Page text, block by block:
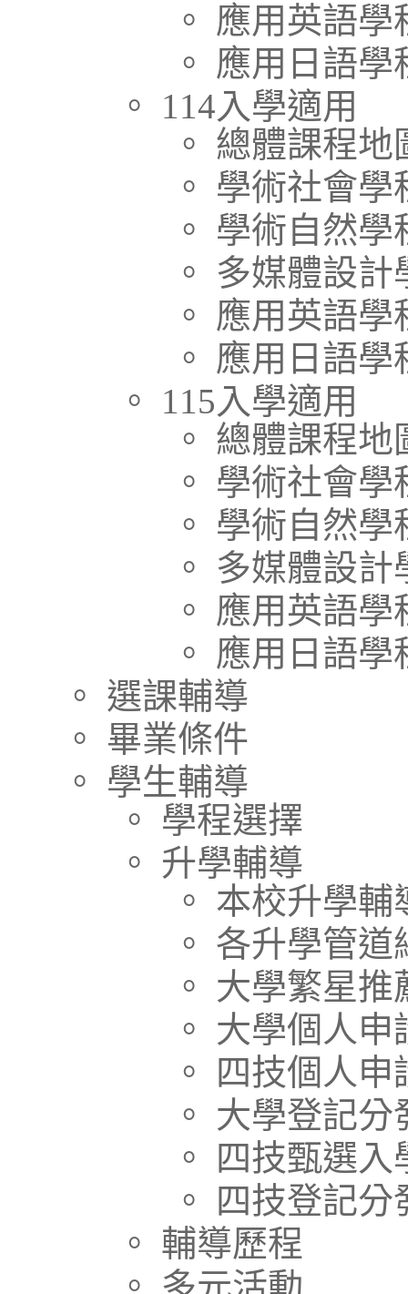
。 應用英語學
。 應用日語學
。 114入學適用
。 總體課程地
。 學術社會學
。 學術自然學
。 多媒體設計
。 應用英語學
。 應用日語學
。 115入學適用
。 總體課程地
。 學術社會學
。 學術自然學
。 多媒體設計
。 應用英語學
。 應用日語學
。 選課輔導
。 畢業條件
。 學生輔導
。 學程選擇
。 升學輔導
。 本校升學
。 各升學管
。 大學繁星
。 大學個人
。 四技個人
。 大學登記
。 四技甄選
。 四技登記
。 輔導歷程